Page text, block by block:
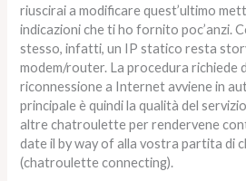
riuscirai a modificare quest’ultimo
indicazioni che ti ho fornito poc’anzi.
stesso, infatti, un IP statico resta
modem/router. La procedura richiede
riconnessione a Internet avviene in
principale è quindi la qualità del
altre chatroulette per rendervene
date il by way of alla vostra partita di
(chatroulette connecting).